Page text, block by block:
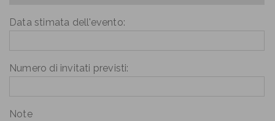
Data stimata dell'evento:
Numero di invitati previsti:
Note